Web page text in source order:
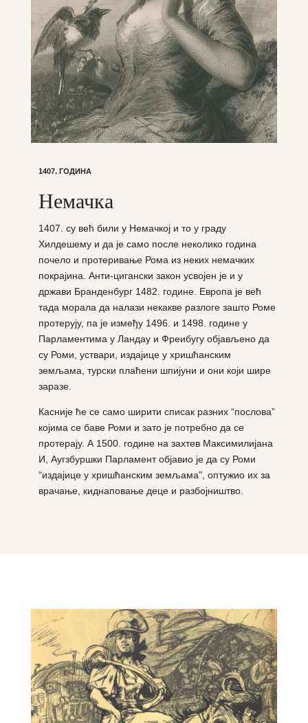
1407. ГОДИНА
Немачка
1407. су већ били у Немачкој и то у граду
Хилдешему и да је само после неколико година
почело и протеривање Рома из неких немачких
покрајина. Анти-цигански закон усвојен је и у
држави Бранденбург 1482. године. Европа је већ
тада морала да налази некакве разлоге зашто Роме
протерују, па је између 1496. и 1498. године у
Парламентима у Ландау и Фреибугу објављено да
су Роми, уствари, издајице у хришћанским
земљама, турски плаћени шпијуни и они који шире
заразе.
Касније ће се само ширити списак разних “послова”
којима се баве Роми и зато је потребно да се
протерају. А 1500. године на захтев Максимилијана
И, Аугзбуршки Парламент објавио је да су Роми
“издајице у хришћанским земљама”, оптужио их за
врачање, киднаповање деце и разбојништво.